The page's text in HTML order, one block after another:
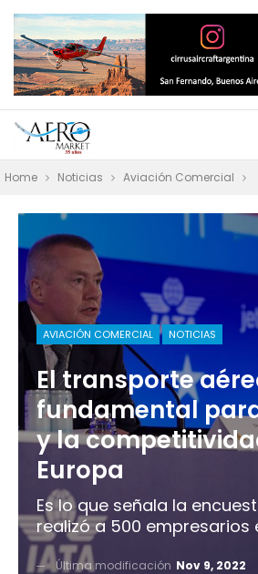
Home Noticias Aviación Comercial
AVIACIÓN COMERCIAL NOTICIAS
El transporte
fundamental
y la
Europa
Es lo que señala la
realizó a 500 empresarios
Última modificación Nov 9, 2022